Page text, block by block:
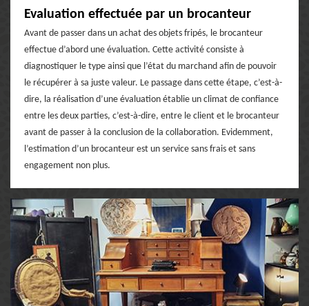
Evaluation effectuée par un brocanteur
Avant de passer dans un achat des objets fripés, le brocanteur
effectue d’abord une évaluation. Cette activité consiste à
diagnostiquer le type ainsi que l’état du marchand afin de pouvoir
le récupérer à sa juste valeur. Le passage dans cette étape, c’est-à-
dire, la réalisation d’une évaluation établie un climat de confiance
entre les deux parties, c’est-à-dire, entre le client et le brocanteur
avant de passer à la conclusion de la collaboration. Evidemment,
l’estimation d’un brocanteur est un service sans frais et sans
engagement non plus.